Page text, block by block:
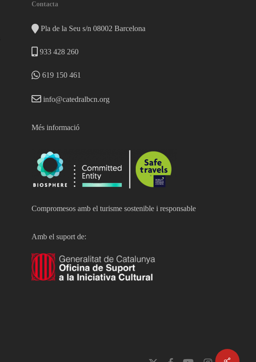
Contacta
Pla de la Seu s/n 08002 Barcelona
933 428 260
619 150 461
info@catedralbcn.org
Més informació
Compromesos amb el turisme sostenible i responsable
Amb el suport de: